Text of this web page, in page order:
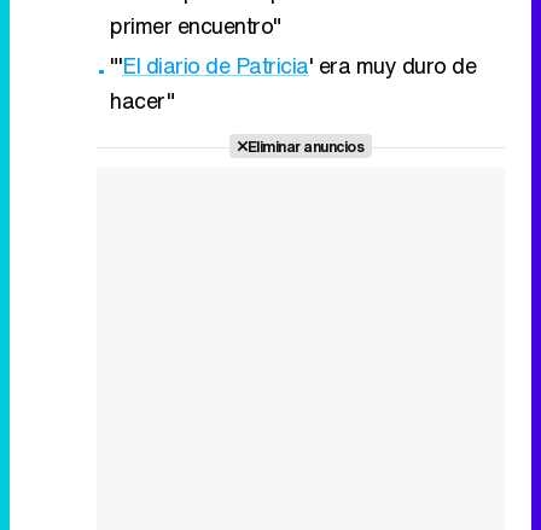
primer encuentro"
"'El diario de Patricia' era muy duro de
hacer"
Eliminar anuncios